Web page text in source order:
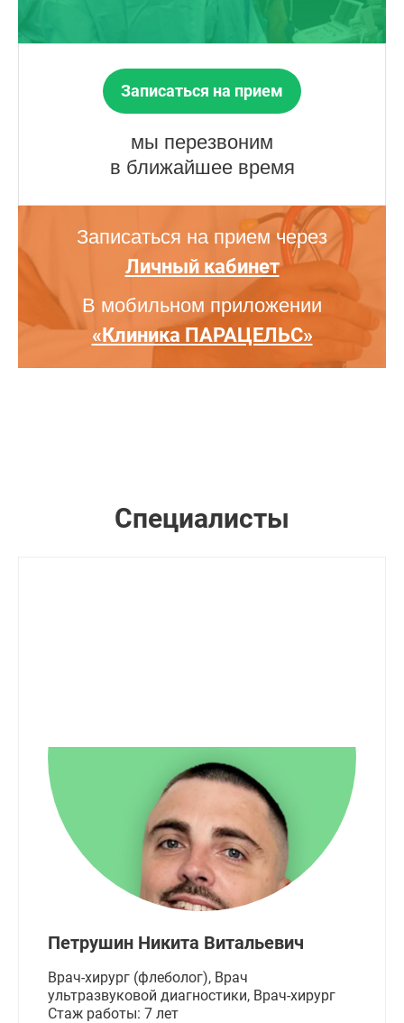
Записаться на прием
мы перезвоним
в ближайшее время
Записаться на прием через
Личный кабинет
В мобильном приложении
«Клиника ПАРАЦЕЛЬС»
Специалисты
Петрушин Никита Витальевич
Врач-хирург (флеболог), Врач
ультразвуковой диагностики, Врач-хирург
Стаж работы: 7 лет